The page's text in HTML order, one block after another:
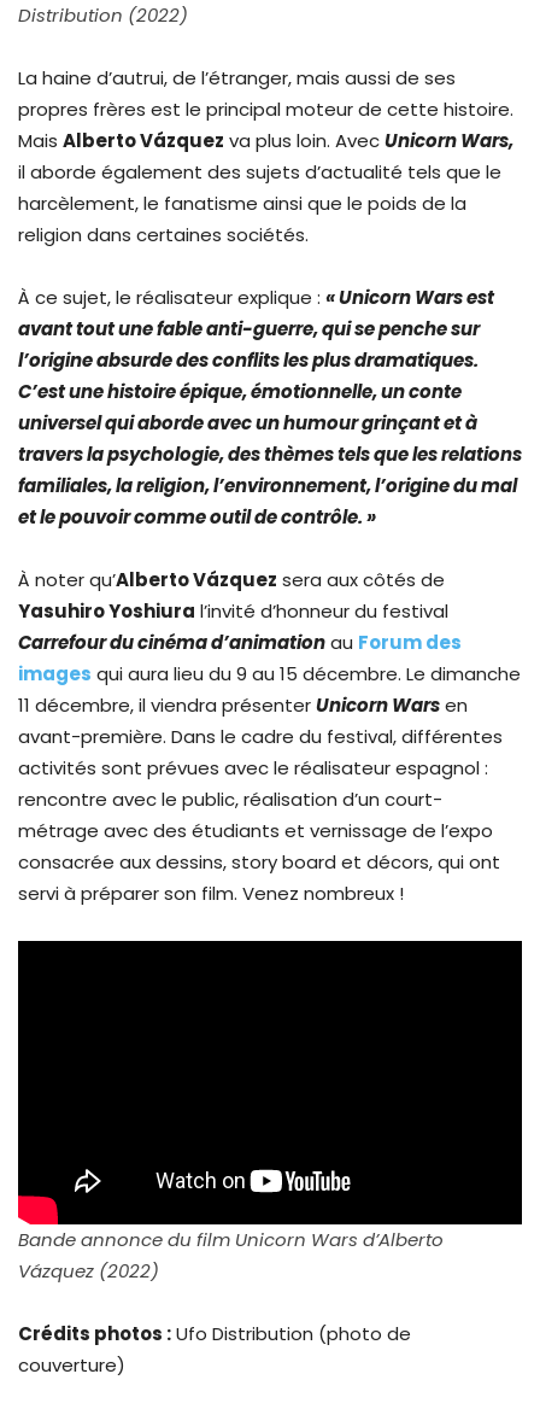
Distribution (2022)
La haine d’autrui, de l’étranger, mais aussi de ses
propres frères est le principal moteur de cette histoire.
Mais Alberto Vázquez va plus loin. AvecUnicorn Wars,
il aborde également des sujets d’actualité tels que le
harcèlement, le fanatisme ainsi que le poids de la
religion dans certaines sociétés.
À ce sujet, le réalisateur explique : « Unicorn Wars est
avant tout une fable anti-guerre, qui se penche sur
l’origine absurde des conflits les plus dramatiques.
C’est une histoire épique, émotionnelle, un conte
universel qui aborde avec un humour grinçant et à
travers la psychologie, des thèmes tels que les relations
familiales, la religion, l’environnement, l’origine du mal
et le pouvoir comme outil de contrôle. »
À noter qu’Alberto Vázquez sera aux côtés de
Yasuhiro Yoshiura l’invité d’honneur du festival
Carrefour du cinéma d’animationau Forum des
images qui aura lieu du 9 au 15 décembre. Le dimanche
11 décembre, il viendra présenterUnicorn Warsen
avant-première. Dans le cadre du festival, différentes
activités sont prévues avec le réalisateur espagnol :
rencontre avec le public, réalisation d’un court-
métrage avec des étudiants et vernissage de l’expo
consacrée aux dessins, story board et décors, qui ont
servi à préparer son film. Venez nombreux !
Bande annonce du film Unicorn Wars d’Alberto
Vázquez (2022)
Crédits photos :Ufo Distribution (photo de
couverture)